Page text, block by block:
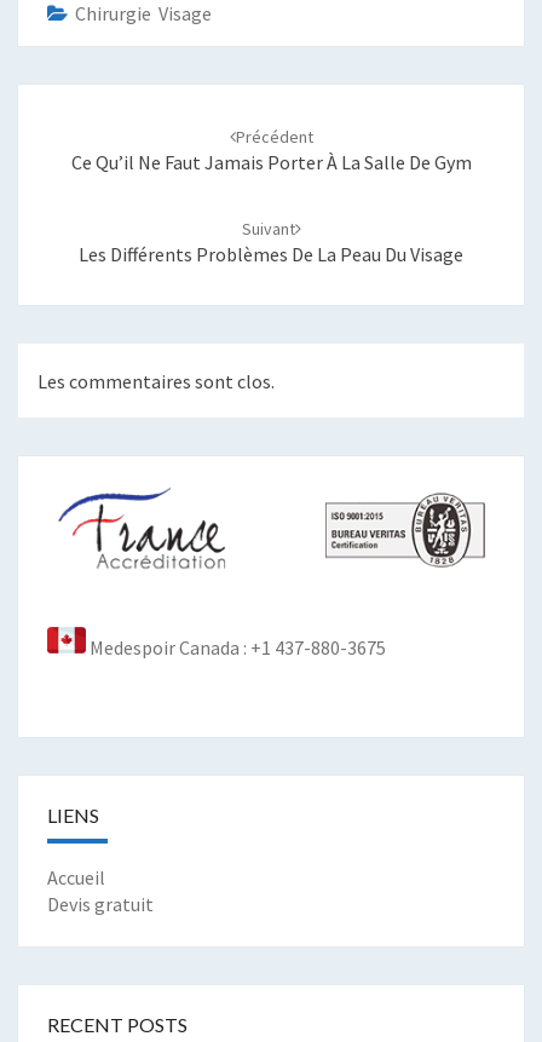
Chirurgie Visage
Précédent
Ce Qu’il Ne Faut Jamais Porter À La Salle De Gym
Suivant
Les Différents Problèmes De La Peau Du Visage
Les commentaires sont clos.
Medespoir Canada : +1 437-880-3675
LIENS
Accueil
Devis gratuit
RECENT POSTS